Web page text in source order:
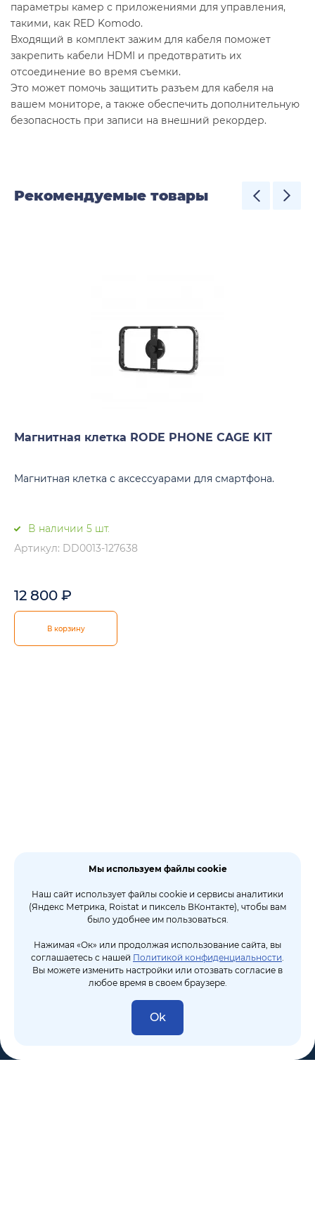
параметры камер с приложениями для управления,
такими, как RED Komodo.
Входящий в комплект зажим для кабеля поможет
закрепить кабели HDMI и предотвратить их
отсоединение во время съемки.
Это может помочь защитить разъем для кабеля на
вашем мониторе, а также обеспечить дополнительную
безопасность при записи на внешний рекордер.
Рекомендуемые товары
Магнитная клетка RODE PHONE CAGE KIT
Магнитная клетка с аксессуарами для смартфона.
В наличии 5 шт.
Артикул: DD0013-127638
12 800 ₽
В корзину
Мы используем файлы cookie
Наш сайт использует файлы cookie и сервисы аналитики
(Яндекс Метрика, Roistat и пиксель ВКонтакте), чтобы вам
было удобнее им пользоваться.
Нажимая «Ок» или продолжая использование сайта, вы
соглашаетесь с нашей Политикой конфиденциальности.
Вы можете изменить настройки или отозвать согласие в
любое время в своем браузере.
Ok